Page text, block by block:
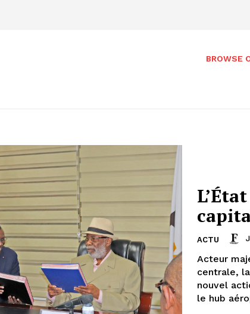
BROWSE
ACTU
Acteur
centrale,
nouvel
le hub